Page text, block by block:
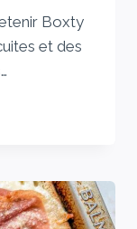
Boxty
et des